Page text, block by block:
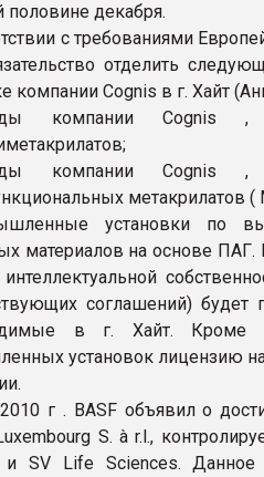
половине декабря.
с требованиями
отделить
компании Cognis в г. Хайт
компании Cognis ,
компании Cognis ,
метакрилатов (
установки по
материалов на основе ПАГ.
соглашений)
в г. Хайт. Кроме
установок лицензию
г . BASF объявил о
S. à r.l.,
и SV Life Sciences. Данное